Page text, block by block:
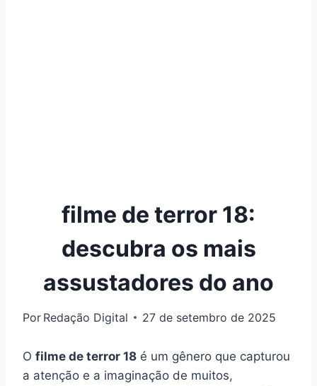
filme de terror 18:
descubra os mais
assustadores do ano
Por Redação Digital 27 de setembro de 2025
O filme de terror 18 é um gênero que capturou
a atenção e a imaginação de muitos,